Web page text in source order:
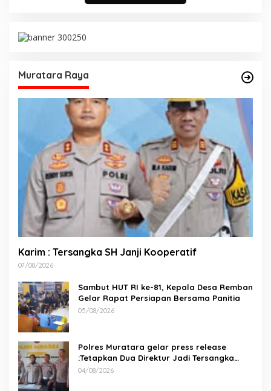
Muratara Raya
Karim : Tersangka SH Janji Kooperatif
07/08/2026
Sambut HUT RI ke-81, Kepala Desa Remban
Gelar Rapat Persiapan Bersama Panitia
05/08/2026
Polres Muratara gelar press release
:Tetapkan Dua Direktur Jadi Tersangka
Kecelakaan Maut antara Bus ALS dan
04/08/2026